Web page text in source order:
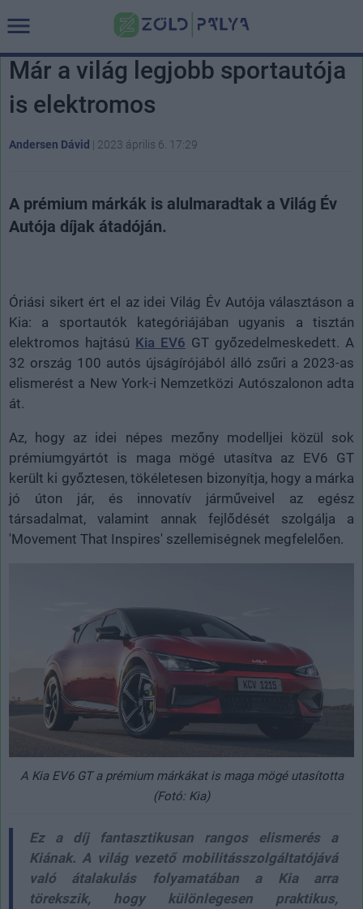
Már a világ legjobb sportautója
is elektromos
Andersen Dávid | 2023 április 6. 17:29
A prémium márkák is alulmaradtak a Világ Év
Autója díjak átadóján.
Óriási sikert ért el az idei Világ Év Autója választáson a
Kia: a sportautók kategóriájában ugyanis a tisztán
elektromos hajtású Kia EV6 GT győzedelmeskedett. A
32 ország 100 autós újságírójából álló zsűri a 2023-as
elismerést a New York-i Nemzetközi Autószalonon adta
át.
Az, hogy az idei népes mezőny modelljei közül sok
prémiumgyártót is maga mögé utasítva az EV6 GT
került ki győztesen, tökéletesen bizonyítja, hogy a márka
jó úton jár, és innovatív járműveivel az egész
társadalmat, valamint annak fejlődését szolgálja a
'Movement That Inspires' szellemiségnek megfelelően.
A Kia EV6 GT a prémium márkákat is maga mögé utasította
(Fotó: Kia)
Ez a díj fantasztikusan rangos elismerés a
Kiának. A világ vezető mobilitásszolgáltatójává
való átalakulás folyamatában a Kia arra
törekszik, hogy különlegesen praktikus,